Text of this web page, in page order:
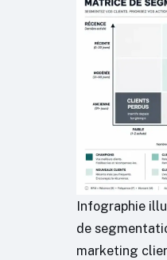
Infographie
de
marketing